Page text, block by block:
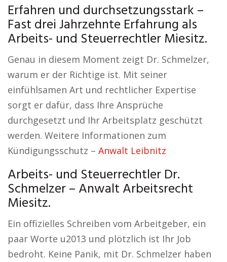
Erfahren und durchsetzungsstark –
Fast drei Jahrzehnte Erfahrung als
Arbeits- und Steuerrechtler Miesitz.
Genau in diesem Moment zeigt Dr. Schmelzer,
warum er der Richtige ist. Mit seiner
einfühlsamen Art und rechtlicher Expertise
sorgt er dafür, dass Ihre Ansprüche
durchgesetzt und Ihr Arbeitsplatz geschützt
werden. Weitere Informationen zum
Kündigungsschutz – Anwalt Leibnitz
Arbeits- und Steuerrechtler Dr.
Schmelzer – Anwalt Arbeitsrecht
Miesitz.
Ein offizielles Schreiben vom Arbeitgeber, ein
paar Worte u2013 und plötzlich ist Ihr Job
bedroht. Keine Panik, mit Dr. Schmelzer haben